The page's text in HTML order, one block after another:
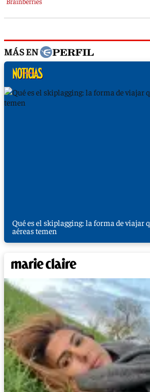
MÁS EN
Qué es el skiplagging: la forma de viajar
aéreas temen